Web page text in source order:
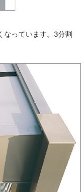
なっています。3分割